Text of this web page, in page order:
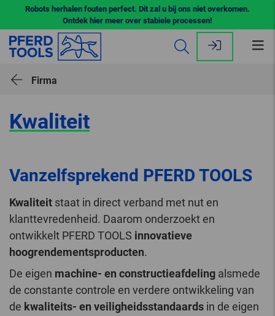
Robots herhalen fouten perfect. Dit zal u bij ons niet overkomen.
Ontdek hier meer over stabiele processen!
Firma
Kwaliteit
Vanzelfsprekend PFERD TOOLS
Kwaliteit staat in direct verband met nut en
klanttevredenheid. Daarom onderzoekt en
ontwikkelt PFERD TOOLS innovatieve
hoogrendementsproducten.
De eigen machine- en constructieafdeling alsmede
de constante controle en verdere ontwikkeling van
de kwaliteits- en veiligheidsstandaards in de eigen